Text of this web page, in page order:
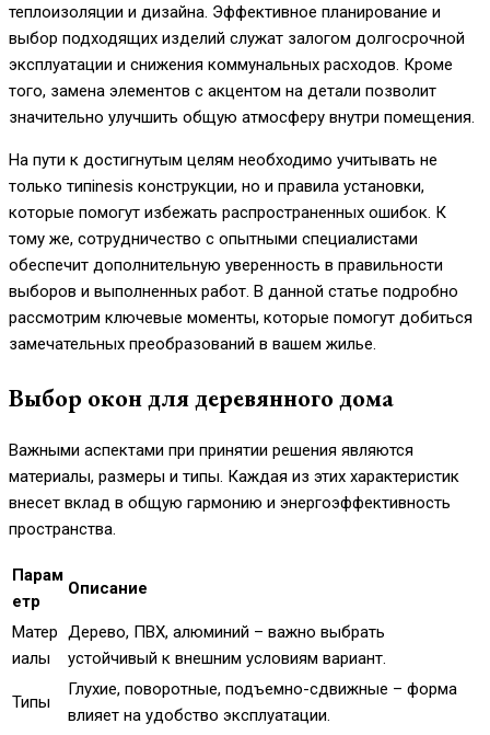
теплоизоляции и дизайна. Эффективное планирование и
выбор подходящих изделий служат залогом долгосрочной
эксплуатации и снижения коммунальных расходов. Кроме
того, замена элементов с акцентом на детали позволит
значительно улучшить общую атмосферу внутри помещения.
На пути к достигнутым целям необходимо учитывать не
только типinesis конструкции, но и правила установки,
которые помогут избежать распространенных ошибок. К
тому же, сотрудничество с опытными специалистами
обеспечит дополнительную уверенность в правильности
выборов и выполненных работ. В данной статье подробно
рассмотрим ключевые моменты, которые помогут добиться
замечательных преобразований в вашем жилье.
Выбор окон для деревянного дома
Важными аспектами при принятии решения являются
материалы, размеры и типы. Каждая из этих характеристик
внесет вклад в общую гармонию и энергоэффективность
пространства.
Парам
етр
Описание
Матер
иалы
Дерево, ПВХ, алюминий – важно выбрать
устойчивый к внешним условиям вариант.
Типы
Глухие, поворотные, подъемно-сдвижные – форма
влияет на удобство эксплуатации.